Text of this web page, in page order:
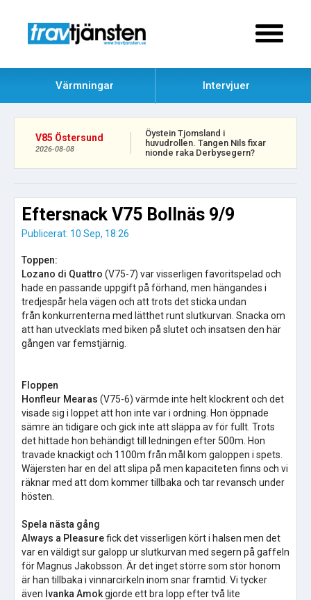
Värmningar Intervjuer
V85 Östersund
2026-08-08
Öystein Tjomsland i
huvudrollen. Tangen Nils fixar
nionde raka Derbysegern?
Eftersnack V75 Bollnäs 9/9
Publicerat: 10 Sep, 18:26
Toppen:
Lozano di Quattro (V75-7) var visserligen favoritspelad och
hade en passande uppgift på förhand, men hängandes i
tredjespår hela vägen och att trots det sticka undan
från konkurrenterna med lätthet runt slutkurvan. Snacka om
att han utvecklats med biken på slutet och insatsen den här
gången var femstjärnig.
Floppen
Honfleur Mearas (V75-6) värmde inte helt klockrent och det
visade sig i loppet att hon inte var i ordning. Hon öppnade
sämre än tidigare och gick inte att släppa av för fullt. Trots
det hittade hon behändigt till ledningen efter 500m. Hon
travade knackigt och 1100m från mål kom galoppen i spets.
Wäjersten har en del att slipa på men kapaciteten finns och vi
räknar med att dom kommer tillbaka och tar revansch under
hösten.
Spela nästa gång
Always a Pleasurefick det visserligen kört i halsen men det
var en väldigt sur galopp ur slutkurvan med segern på gaffeln
för Magnus Jakobsson. Är det inget större som stör honom
är han tillbaka i vinnarcirkeln inom snar framtid. Vi tycker
även Ivanka Amokgjorde ett bra lopp efter två lite